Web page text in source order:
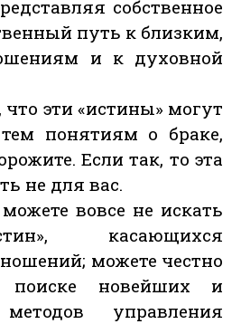
собственное
путь к близким,
и к духовной
эти «истины» могут
понятиям о браке,
Если так, то эта
не для вас.
вовсе не искать
касающихся
можете честно
поиске новейших и
управления